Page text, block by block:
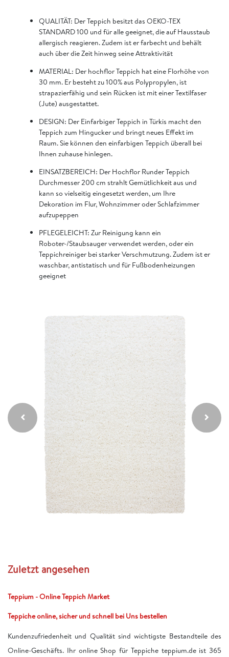
QUALITÄT: Der Teppich besitzt das OEKO-TEX
STANDARD 100 und für alle geeignet, die auf Hausstaub
allergisch reagieren. Zudem ist er farbecht und behält
auch über die Zeit hinweg seine Attraktivität
MATERIAL: Der hochflor Teppich hat eine Florhöhe von
30 mm. Er besteht zu 100% aus Polypropylen, ist
strapazierfähig und sein Rücken ist mit einer Textilfaser
(Jute) ausgestattet.
DESIGN: Der Einfarbiger Teppich in Türkis macht den
Teppich zum Hingucker und bringt neues Effekt im
Raum. Sie können den einfarbigen Teppich überall bei
Ihnen zuhause hinlegen.
EINSATZBEREICH: Der Hochflor Runder Teppich
Durchmesser 200 cm strahlt Gemütlichkeit aus und
kann so vielseitig eingesetzt werden, um Ihre
Dekoration im Flur, Wohnzimmer oder Schlafzimmer
aufzupeppen
PFLEGELEICHT: Zur Reinigung kann ein
Roboter-/Staubsauger verwendet werden, oder ein
Teppichreiniger bei starker Verschmutzung. Zudem ist er
waschbar, antistatisch und für Fußbodenheizungen
geeignet
Zuletzt angesehen
Teppium - Online Teppich Market
Teppiche online, sicher und schnell bei Uns bestellen
Kundenzufriedenheit und Qualität sind wichtigste Bestandteile des
Online-Geschäfts. Ihr online Shop für Teppiche teppium.de ist 365